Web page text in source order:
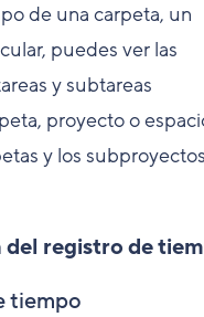
de una carpeta, un
puedes ver las
y subtareas
proyecto o
y los
registro de
tiempo